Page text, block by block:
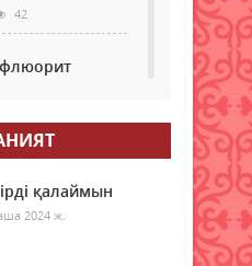
42
ауа райы
қалаймын
2024 ж.